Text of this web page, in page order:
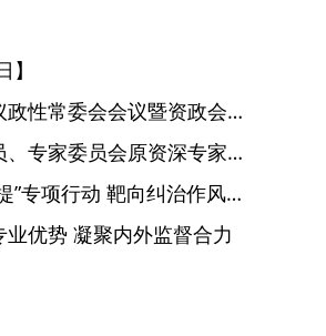
梁言顺出席省政协专题议政性常委会会议暨资政会开幕会并讲话
国家开发银行原行务委员、专家委员会原资深专家蒋志刚接受纪律审查和监察调查
池州贵池：开展“五强五提”专项行动 靶向纠治作风顽疾
优势 凝聚内外监督合力